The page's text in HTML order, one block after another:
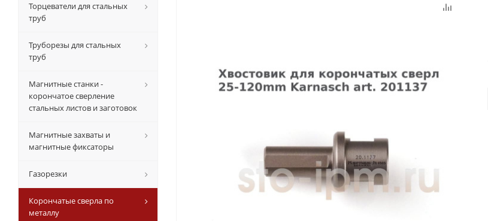
Торцеватели для стальных
труб
Труборезы для стальных
труб
Магнитные станки -
корончатое сверление
стальных листов и заготовок
Магнитные захваты и
магнитные фиксаторы
Газорезки
Корончатые сверла по
металлу